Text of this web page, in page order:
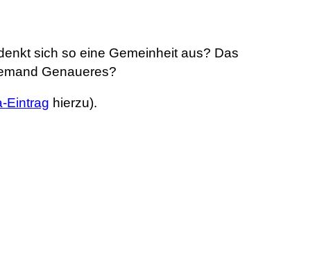
sich so eine Gemeinheit aus? Das
Genaueres?
Eintrag hierzu).